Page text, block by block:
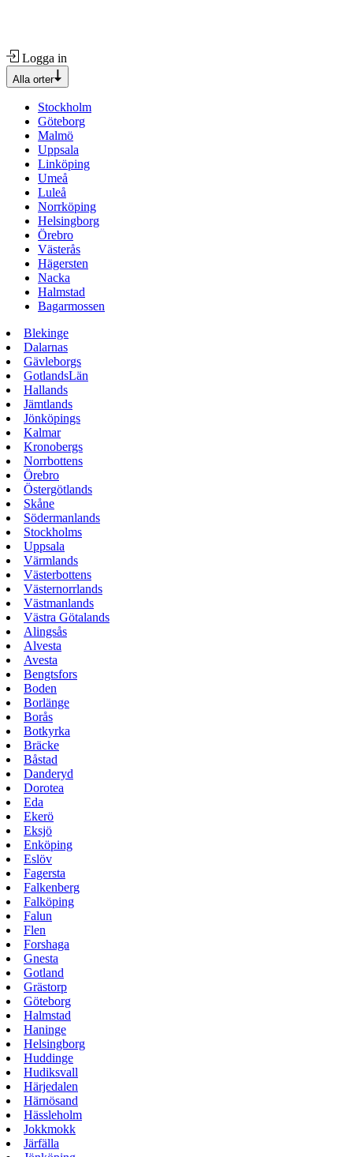
Logga in
Alla orter
Stockholm
Göteborg
Malmö
Uppsala
Linköping
Umeå
Luleå
Norrköping
Helsingborg
Örebro
Västerås
Hägersten
Nacka
Halmstad
Bagarmossen
Blekinge
Dalarnas
Gävleborgs
GotlandsLän
Hallands
Jämtlands
Jönköpings
Kalmar
Kronobergs
Norrbottens
Örebro
Östergötlands
Skåne
Södermanlands
Stockholms
Uppsala
Värmlands
Västerbottens
Västernorrlands
Västmanlands
Västra Götalands
Alingsås
Alvesta
Avesta
Bengtsfors
Boden
Borlänge
Borås
Botkyrka
Bräcke
Båstad
Danderyd
Dorotea
Eda
Ekerö
Eksjö
Enköping
Eslöv
Fagersta
Falkenberg
Falköping
Falun
Flen
Forshaga
Gnesta
Gotland
Grästorp
Göteborg
Halmstad
Haninge
Helsingborg
Huddinge
Hudiksvall
Härjedalen
Härnösand
Hässleholm
Jokkmokk
Järfälla